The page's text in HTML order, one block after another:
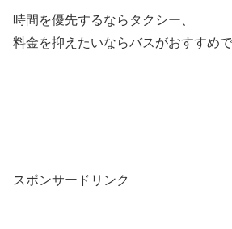
時間を優先するならタクシー、
料金を抑えたいならバスがおすすめで
スポンサードリンク